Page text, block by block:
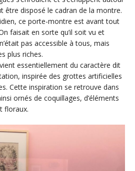
être disposé le cadran de la montre.
ce porte-montre est avant tout
faisait en sorte qu’il soit vu et
pas accessible à tous, mais
plus riches.
essentiellement du caractère dit
inspirée des grottes artificielles
Cette inspiration se retrouve dans
ornés de coquillages, d’éléments
floraux.